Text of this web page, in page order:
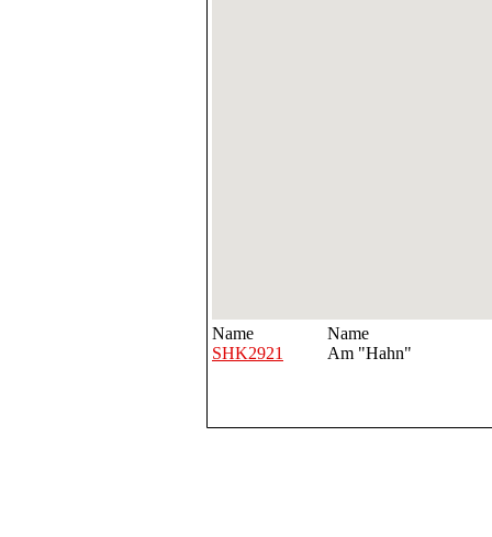
Name
Name
SHK2921
Am "Hahn"